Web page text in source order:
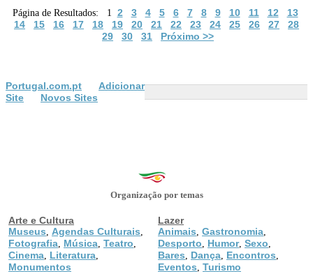
Página de Resultados: 1 2 3 4 5 6 7 8 9 10 11 12
13
14
15 16 17 18 19 20 21 22 23 24 25 26 27
28
29
30 31 Próximo >>
Portugal.com.pt
Adicionar
Site
Novos Sites
Organização por temas
Arte e Cultura
Museus
Agendas Culturais
Fotografia Música Teatro
Cinema Literatura
Monumentos
Lazer
Animais Gastronomia
Desporto Humor, Sexo
Bares Dança Encontros
Eventos Turismo